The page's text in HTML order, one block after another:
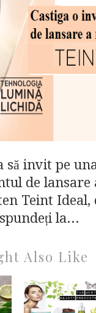
să invit pe
de lansare
Teint Ideal,
la...
Also Like